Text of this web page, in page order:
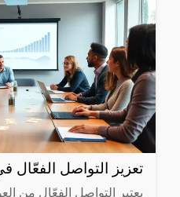
تعزيز التواصل الفعّال
يعتبر التواصل الفعّال من